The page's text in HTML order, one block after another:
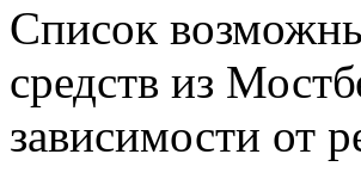
Список
средств из
зависимости от